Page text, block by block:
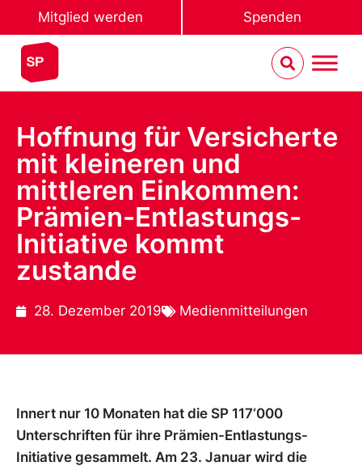
Mitglied werden Spenden
Hoffnung für Versicherte
mit kleineren und
mittleren Einkommen:
Prämien-Entlastungs-
Initiative kommt
zustande
28. Dezember 2019 Medienmitteilungen
Innert nur 10 Monaten hat die SP 117‘000
Unterschriften für ihre Prämien-Entlastungs-
Initiative gesammelt. Am 23. Januar wird die